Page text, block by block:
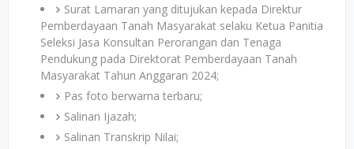
Surat Lamaran yang ditujukan kepada Direktur
Pemberdayaan Tanah Masyarakat selaku Ketua Panitia
Seleksi Jasa Konsultan Perorangan dan Tenaga
Pendukung pada Direktorat Pemberdayaan Tanah
Masyarakat Tahun Anggaran 2024;
Pas foto berwarna terbaru;
Salinan Ijazah;
Salinan Transkrip Nilai;